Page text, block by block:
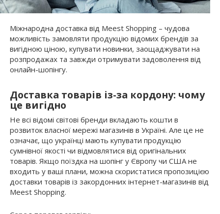
Міжнародна доставка від Meest Shopping – чудова
можливість замовляти продукцію відомих брендів за
вигідною ціною, купувати новинки, заощаджувати на
розпродажах та завжди отримувати задоволення від
онлайн-шопінгу.
Доставка товарів із-за кордону: чому
це вигідно
Не всі відомі світові бренди вкладають кошти в
розвиток власної мережі магазинів в Україні. Але це не
означає, що українці мають купувати продукцію
сумнівної якості чи відмовлятися від оригінальних
товарів. Якщо поїздка на шопінг у Європу чи США не
входить у ваші плани, можна скористатися пропозицією
доставки товарів із закордонних інтернет-магазинів від
Meest Shopping.